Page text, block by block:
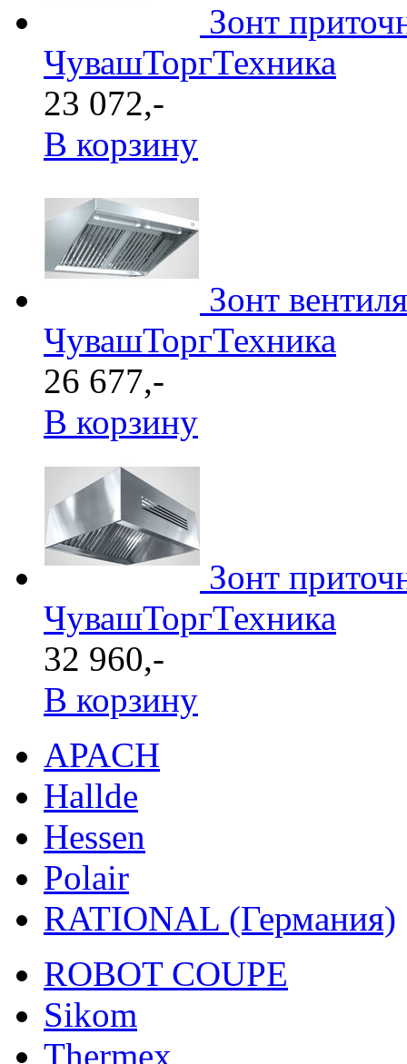
Зонт
ЧувашТоргТехника
23 072,-
В корзину
Зонт
ЧувашТоргТехника
26 677,-
В корзину
Зонт
ЧувашТоргТехника
32 960,-
В корзину
APACH
Hallde
Hessen
Polair
RATIONAL (Германия)
ROBOT COUPE
Sikom
Thermex